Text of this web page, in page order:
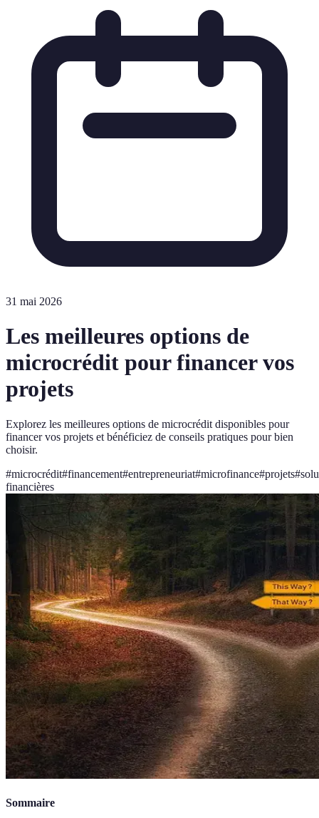
31 mai 2026
Les meilleures options de
microcrédit pour financer vos
projets
Explorez les meilleures options de microcrédit disponibles pour
financer vos projets et bénéficiez de conseils pratiques pour bien
choisir.
#microcrédit#financement#entrepreneuriat#microfinance#projets#
financières
Sommaire